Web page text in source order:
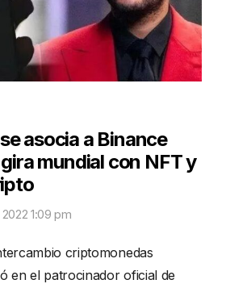
asocia a Binance
mundial con NFT y
1:09 pm
criptomonedas
en el patrocinador oficial de